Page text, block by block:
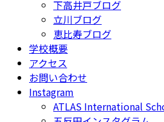
下高井戸ブログ
立川ブログ
恵比寿ブログ
学校概要
アクセス
お問い合わせ
Instagram
ATLAS International